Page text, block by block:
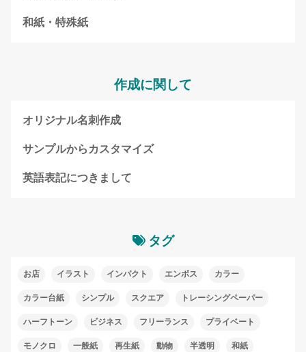
和紙・特殊紙
作成に関して
オリジナル名刺作成
サンプルからカスタマイズ
英語表記につきまして
タグ
お店 イラスト インパクト エンボス カラー
カラー台紙 シンプル スクエア トレーシングペーパー
ハーフトーン ビジネス フリーランス プライベート
モノクロ 一般紙 再生紙 動物 半透明 和紙